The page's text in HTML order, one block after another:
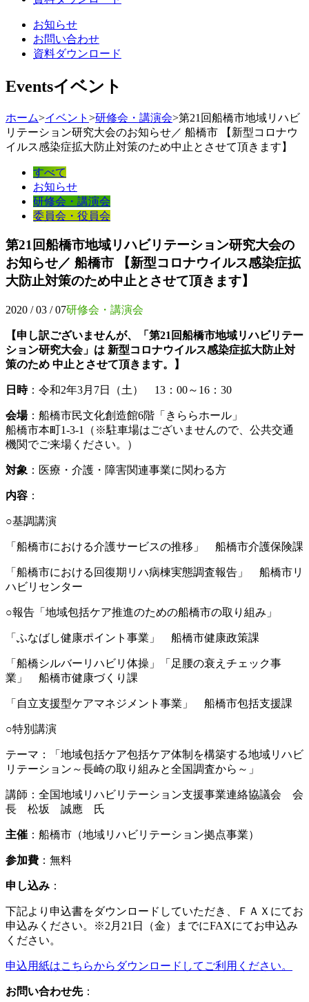
お知らせ
お問い合わせ
資料ダウンロード
Eventsイベント
ホーム>イベント >研修会・講演会>第21回船橋市地域リハビ
リテーション研究大会のお知らせ／ 船橋市 【新型コロナウ
イルス感染症拡大防止対策のため中止とさせて頂きます】
すべて
お知らせ
研修会・講演会
委員会・役員会
第21回船橋市地域リハビリテーション研究大会の
お知らせ／ 船橋市 【新型コロナウイルス感染症拡
大防止対策のため中止とさせて頂きます】
2020 / 03 / 07研修会・講演会
【申し訳ございませんが、「第21回船橋市地域リハビリテー
ション研究大会」は 新型コロナウイルス感染症拡大防止対
策のため 中止とさせて頂きます。】
日時：令和2年3月7日（土） 13：00～16：30
会場：船橋市民文化創造館6階「きららホール」
船橋市本町1-3-1（※駐車場はございませんので、公共交通
機関でご来場ください。）
対象 ：医療・介護・障害関連事業に関わる方
内容 ：
○基調講演
「船橋市における介護サービスの推移」 船橋市介護保険課
「船橋市における回復期リハ病棟実態調査報告」 船橋市リ
ハビリセンター
○報告「地域包括ケア推進のための船橋市の取り組み」
「ふなばし健康ポイント事業」 船橋市健康政策課
「船橋シルバーリハビリ体操」「足腰の衰えチェック事
業」 船橋市健康づくり課
「自立支援型ケアマネジメント事業」 船橋市包括支援課
○特別講演
テーマ：「地域包括ケア包括ケア体制を構築する地域リハビ
リテーション～長崎の取り組みと全国調査から～」
講師：全国地域リハビリテーション支援事業連絡協議会 会
長 松坂 誠應 氏
主催 ：船橋市（地域リハビリテーション拠点事業）
参加費 ：無料
申し込み ：
下記より申込書をダウンロードしていただき、ＦＡＸにてお
申込みください。※2月21日（金）までにFAXにてお申込み
ください。
申込用紙はこちらからダウンロードしてご利用ください。
お問い合わせ先：